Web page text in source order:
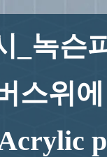
_녹슨
스위